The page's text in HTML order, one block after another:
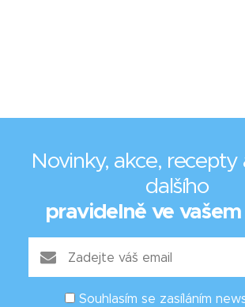
Novinky, akce, recepty
dalšího
pravidelně ve
Souhlasím se zasíláním